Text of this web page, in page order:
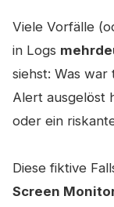
Viele Vorfälle
in Logs
siehst: Was
Alert ausgelöst
oder ein
Diese fiktive
Screen